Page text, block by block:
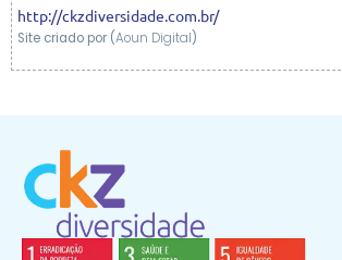
http://ckzdiversidade.com.br/
Site criado por (Aoun Digital)